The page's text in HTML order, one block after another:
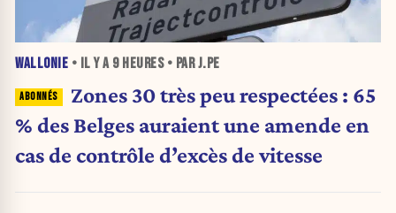
WALLONIE • IL Y A 9 HEURES• PAR J.PE
Zones 30 très peu respectées : 65
% des Belges auraient une amende en
cas de contrôle d’excès de vitesse